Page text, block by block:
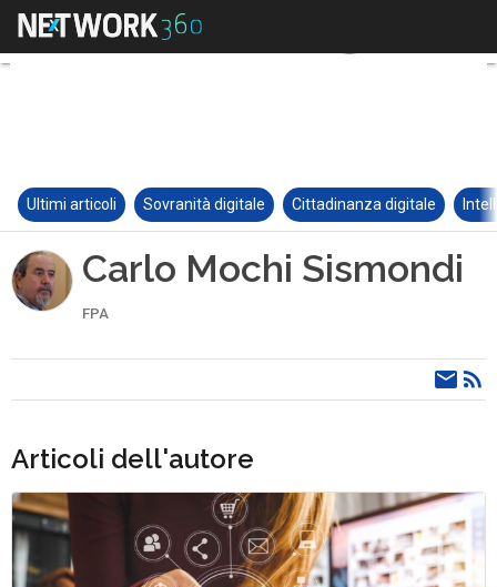
Ultimi articoli Sovranità digitale Cittadinanza digitale
Carlo Mochi Sismondi
FPA
Articoli dell'autore